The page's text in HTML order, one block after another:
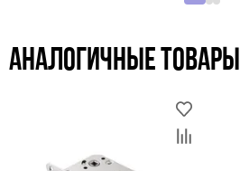
Аналогичные товары